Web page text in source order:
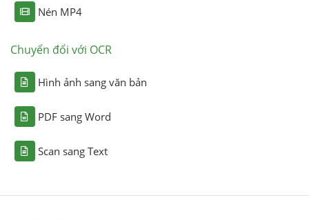
Nén MP4
Chuyển đổi với OCR
Hình ảnh sang văn bản
PDF sang Word
Scan sang Text